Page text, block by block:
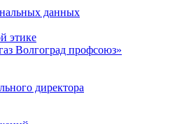
данных
этике
Волгоград профсоюз»
директора